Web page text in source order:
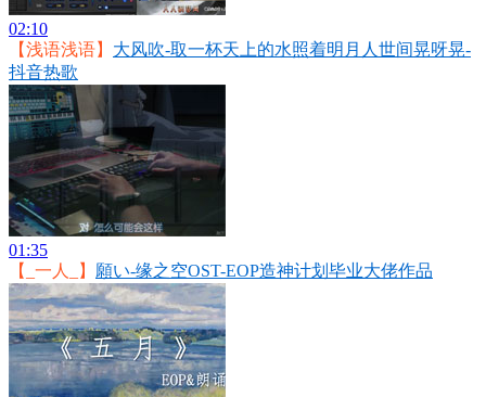
02:10
【浅语浅语】 大风吹-取一杯天上的水照着明月人世间晃呀晃-
抖音热歌
01:35
【_一人_】 願い-缘之空OST-EOP造神计划毕业大佬作品